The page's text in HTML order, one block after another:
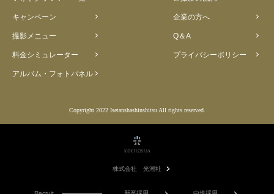
キャンペーン 企業の方へ
撮影メニュー Q＆A
料金シミュレーター プライバシーポリシー
アルバム・フォトパネル
Copyright 2022 Isetanshashinshitsu All rights reserved.
株式会社 光潮社